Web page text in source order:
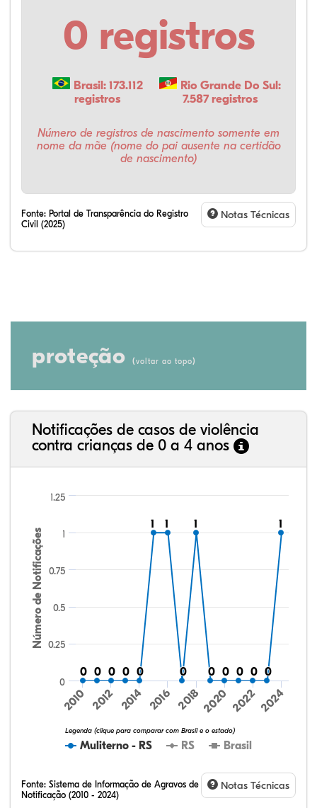
0 registros
Brasil: 173.112
registros
Rio Grande Do Sul:
7.587 registros
Número de registros de nascimento somente em
nome da mãe (nome do pai ausente na certidão
de nascimento)
Fonte: Portal de Transparência do Registro
Civil (2025)
Notas Técnicas
proteção (voltar ao topo)
Notificações de casos de violência
contra crianças de 0 a 4 anos
Número de Notificações
0
0 0
0 0
0 0
0 0
0
11 11
0
0
11
0
0 0
0 0
0 0
0 0
0
11
Muliterno - RS RS Brasil
Legenda (clique para comparar com Brasil e o estado)
2010 2012 2014 2016 2018 2020 2022 2024
0
0.25
0.5
0.75
1
1.25
Fonte: Sistema de Informação de Agravos de
Notificação (2010 - 2024)
Notas Técnicas
75,36%
9,00%
0,08%
14,79%
0,71%
0,06%
32,57%
9,24%
0,46%
54,88%
1,27%
1,56%